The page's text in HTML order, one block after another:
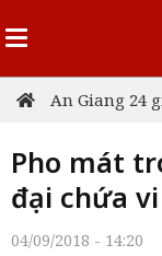
An Giang 24
Pho mát
đại chứa
04/09/2018 - 14:20